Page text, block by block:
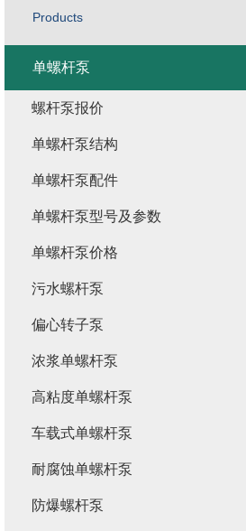
Products
单螺杆泵
螺杆泵报价
单螺杆泵结构
单螺杆泵配件
单螺杆泵型号及参数
单螺杆泵价格
污水螺杆泵
偏心转子泵
浓浆单螺杆泵
高粘度单螺杆泵
车载式单螺杆泵
耐腐蚀单螺杆泵
防爆螺杆泵